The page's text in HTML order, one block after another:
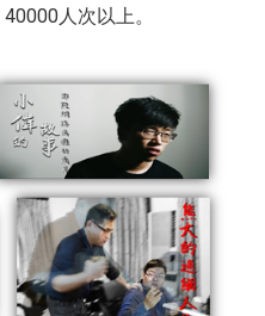
人次以上。